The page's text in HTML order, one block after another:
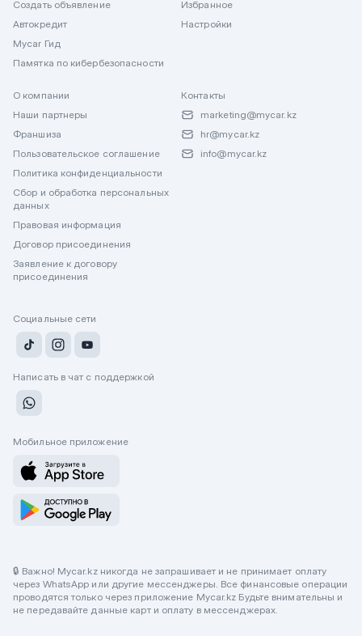
Создать объявление
Автокредит
Mycar Гид
Памятка по кибербезопасности
Избранное
Настройки
О компании
Наши партнеры
Франшиза
Пользовательское соглашение
Политика конфиденциальности
Сбор и обработка персональных
данных
Правовая информация
Договор присоединения
Заявление к договору
присоединения
Контакты
marketing@mycar.kz
hr@mycar.kz
info@mycar.kz
Социальные сети
Написать в чат с поддержкой
Мобильное приложение
🔒 Важно! Mycar.kz никогда не запрашивает и не принимает оплату
через WhatsApp или другие мессенджеры. Все финансовые операции
проводятся только через приложение Mycar.kz Будьте внимательны и
не передавайте данные карт и оплату в мессенджерах.